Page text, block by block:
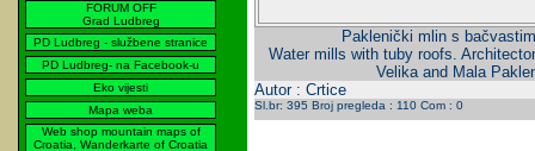
FORUM OFF
Grad Ludbreg
PD Ludbreg - službene stranice
PD Ludbreg- na Facebook-u
Eko vijesti
Mapa weba
Web shop mountain maps of
Croatia, Wanderkarte of Croatia
Paklenički mlin s
Water mills with tuby roofs.
Velika and Mala
Autor : Crtice
Sl.br: 395 Broj pregleda : 110 Com : 0